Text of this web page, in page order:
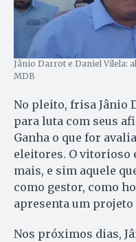
Jânio Darrot e Daniel Vilela:
MDB
No pleito, frisa Jânio
para luta com seus
Ganha o que for
eleitores. O vitorioso
mais, e sim aquele
como gestor, como
apresenta um
Nos próximos dias,